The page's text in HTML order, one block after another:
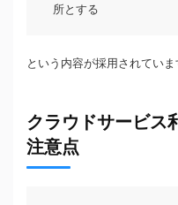
所とする
という内容が採用されていま
クラウドサービス
注意点